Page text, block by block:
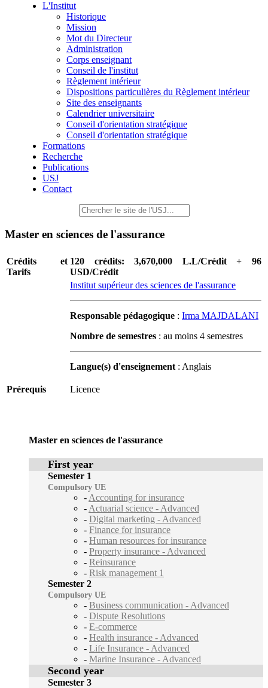
L'Institut
Historique
Mission
Mot du Directeur
Administration
Corps enseignant
Conseil de l'institut
Règlement intérieur
Dispositions particulières du Règlement intérieur
Site des enseignants
Calendrier universitaire
Conseil d'orientation stratégique
Conseil d'orientation stratégique
Formations
Recherche
Publications
USJ
Contact
Master en sciences de l'assurance
Crédits et
Tarifs
120 crédits: 3,670,000 L.L/Crédit + 96
USD/Crédit
Institut supérieur des sciences de l'assurance
Responsable pédagogique : Irma MAJDALANI
Nombre de semestres : au moins 4 semestres
Langue(s) d'enseignement: Anglais
Prérequis Licence
Master en sciences de l'assurance
First year
Semester 1
Compulsory UE
- Accounting for insurance
- Actuarial science - Advanced
- Digital marketing - Advanced
- Finance for insurance
- Human resources for insurance
- Property insurance - Advanced
- Reinsurance
- Risk management 1
Semester 2
Compulsory UE
- Business communication - Advanced
- Dispute Resolutions
- E-commerce
- Health insurance - Advanced
- Life Insurance - Advanced
- Marine Insurance - Advanced
Second year
Semester 3